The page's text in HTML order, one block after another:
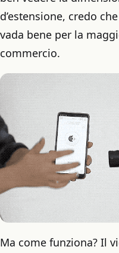
d’estensione, credo
vada bene per la
commercio.
Ma come funziona? Il